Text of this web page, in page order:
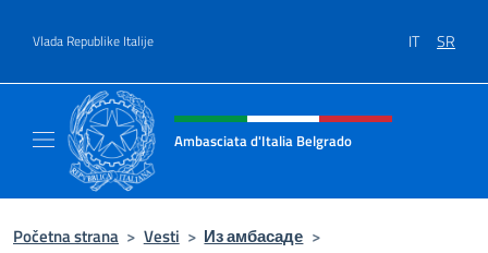
Vlada Republike Italije IT SR
Header, social and menu of site
Ambasciata d'Italia Belgrado
Početna strana > Vesti > Из амбасаде >